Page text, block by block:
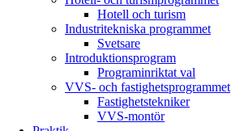
Hotell och turism
Industritekniska programmet
Svetsare
Introduktionsprogram
Programinriktat val
VVS- och fastighetsprogrammet
Fastighetstekniker
VVS-montör